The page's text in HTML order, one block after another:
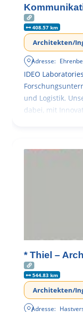
408.57 km
Architekten/
Adresse:
IDEO
und Logistik.
dabei, mit
* Thiel –
544.83 km
Architekten/
Adresse: